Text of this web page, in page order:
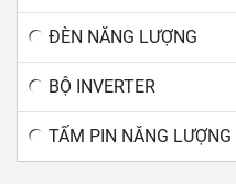
ĐÈN NĂNG LƯỢNG
BỘ INVERTER
TẤM PIN NĂNG LƯỢNG